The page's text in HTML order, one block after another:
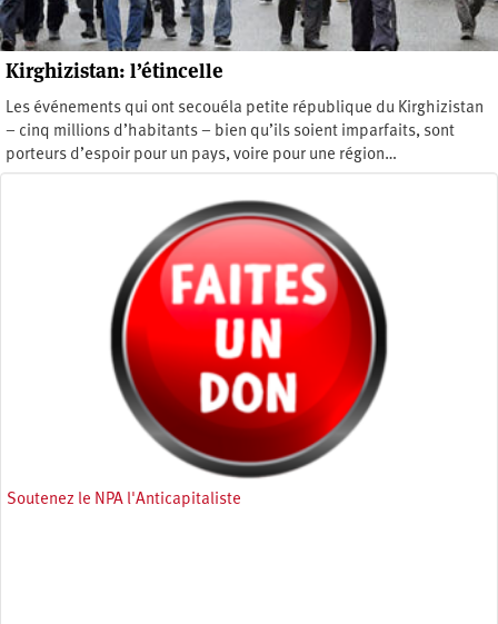
Kirghizistan: l’étincelle
Les événements qui ont secouéla petite république du Kirghizistan
– cinq millions d’habitants – bien qu’ils soient imparfaits, sont
porteurs d’espoir pour un pays, voire pour une région…
Soutenez le NPA l'Anticapitaliste